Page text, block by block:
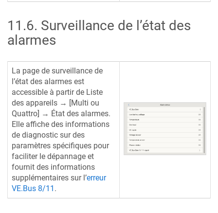
11.6. Surveillance de l’état des
alarmes
La page de surveillance de
l’état des alarmes est
accessible à partir de Liste
des appareils → [Multi ou
Quattro] → État des alarmes.
Elle affiche des informations
de diagnostic sur des
paramètres spécifiques pour
faciliter le dépannage et
fournit des informations
supplémentaires sur l’erreur
VE.Bus 8/11 .